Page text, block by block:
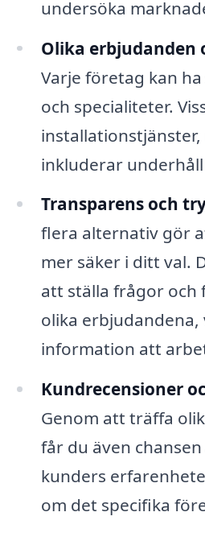
undersöka
Olika erbjudanden
Varje företag kan
och specialiteter.
inkluderar
Transparens och
flera alternativ gör
mer säker i ditt val.
att ställa frågor och
olika
information att
Kundrecensioner
Genom att träffa
får du även
kunders
om det specifika